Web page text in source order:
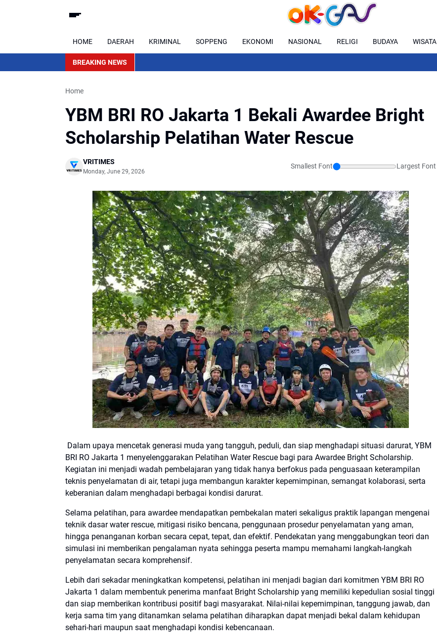
HOME DAERAH KRIMINAL SOPPENG EKONOMI NASIONAL RELIGI BUDAYA WISATA
BREAKING NEWS
Home
YBM BRI RO Jakarta 1 Bekali Awardee Bright
Scholarship Pelatihan Water Rescue
VRITIMES
Monday, June 29, 2026
Smallest Font Largest Font
Dalam upaya mencetak generasi muda yang tangguh, peduli, dan siap menghadapi situasi darurat, YBM
BRI RO Jakarta 1 menyelenggarakan Pelatihan Water Rescue bagi para Awardee Bright Scholarship.
Kegiatan ini menjadi wadah pembelajaran yang tidak hanya berfokus pada penguasaan keterampilan
teknis penyelamatan di air, tetapi juga membangun karakter kepemimpinan, semangat kolaborasi, serta
keberanian dalam menghadapi berbagai kondisi darurat.
Selama pelatihan, para awardee mendapatkan pembekalan materi sekaligus praktik lapangan mengenai
teknik dasar water rescue, mitigasi risiko bencana, penggunaan prosedur penyelamatan yang aman,
hingga penanganan korban secara cepat, tepat, dan efektif. Pendekatan yang menggabungkan teori dan
simulasi ini memberikan pengalaman nyata sehingga peserta mampu memahami langkah-langkah
penyelamatan secara komprehensif.
Lebih dari sekadar meningkatkan kompetensi, pelatihan ini menjadi bagian dari komitmen YBM BRI RO
Jakarta 1 dalam membentuk penerima manfaat Bright Scholarship yang memiliki kepedulian sosial tinggi
dan siap memberikan kontribusi positif bagi masyarakat. Nilai-nilai kepemimpinan, tanggung jawab, dan
kerja sama tim yang ditanamkan selama pelatihan diharapkan dapat menjadi bekal dalam kehidupan
sehari-hari maupun saat menghadapi kondisi kebencanaan.